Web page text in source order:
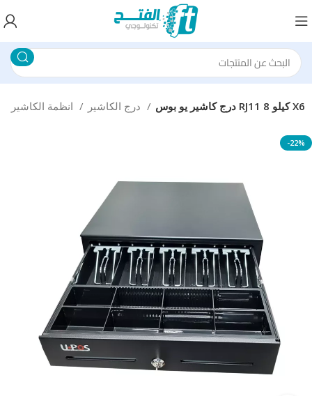
درج كاشير يو بوس RJ11 8 كيلو X6
-22%